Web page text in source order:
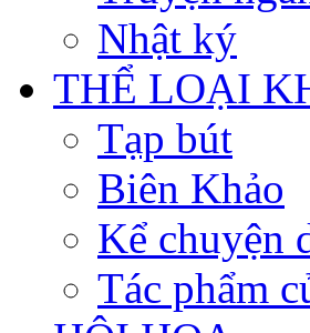
Nhật ký
THỂ LOẠI
Tạp bút
Biên Khảo
Kể chuyện
Tác phẩm